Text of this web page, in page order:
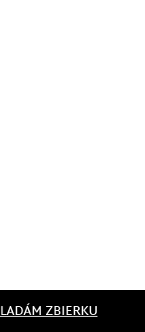
ZBIERKU